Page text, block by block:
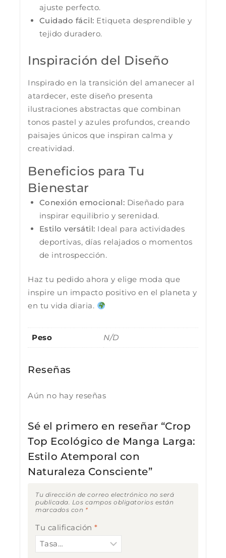
ajuste perfecto.
Cuidado fácil: Etiqueta desprendible y
tejido duradero.
Inspiración del Diseño
Inspirado en la transición del amanecer al
atardecer, este diseño presenta
ilustraciones abstractas que combinan
tonos pastel y azules profundos, creando
paisajes únicos que inspiran calma y
creatividad.
Beneficios para Tu
Bienestar
Conexión emocional: Diseñado para
inspirar equilibrio y serenidad.
Estilo versátil: Ideal para actividades
deportivas, días relajados o momentos
de introspección.
Haz tu pedido ahora y elige moda que
inspire un impacto positivo en el planeta y
en tu vida diaria.
Peso N/D
Reseñas
Aún no hay reseñas
Sé el primero en reseñar “Crop
Top Ecológico de Manga Larga:
Estilo Atemporal con
Naturaleza Consciente”
Tu dirección de correo electrónico no será
publicada. Los campos obligatorios están
marcados con *
Tu calificación *